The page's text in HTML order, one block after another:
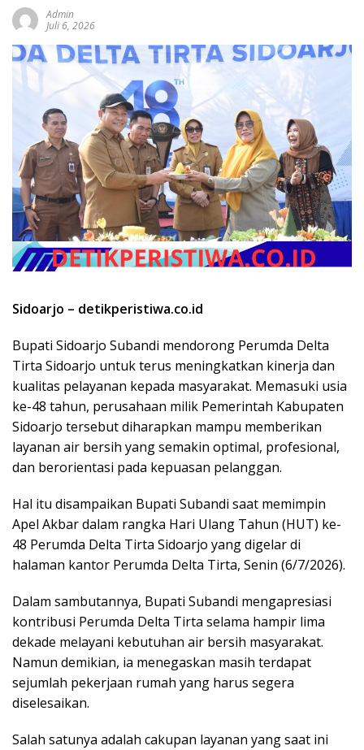
Admin
Juli 6, 2026
Sidoarjo – detikperistiwa.co.id
Bupati Sidoarjo Subandi mendorong Perumda Delta
Tirta Sidoarjo untuk terus meningkatkan kinerja dan
kualitas pelayanan kepada masyarakat. Memasuki usia
ke-48 tahun, perusahaan milik Pemerintah Kabupaten
Sidoarjo tersebut diharapkan mampu memberikan
layanan air bersih yang semakin optimal, profesional,
dan berorientasi pada kepuasan pelanggan.
Hal itu disampaikan Bupati Subandi saat memimpin
Apel Akbar dalam rangka Hari Ulang Tahun (HUT) ke-
48 Perumda Delta Tirta Sidoarjo yang digelar di
halaman kantor Perumda Delta Tirta, Senin (6/7/2026).
Dalam sambutannya, Bupati Subandi mengapresiasi
kontribusi Perumda Delta Tirta selama hampir lima
dekade melayani kebutuhan air bersih masyarakat.
Namun demikian, ia menegaskan masih terdapat
sejumlah pekerjaan rumah yang harus segera
diselesaikan.
Salah satunya adalah cakupan layanan yang saat ini